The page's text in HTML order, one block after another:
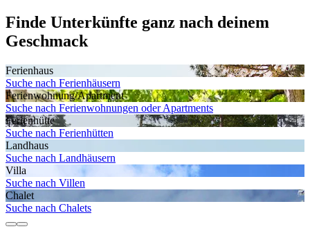
Finde Unterkünfte ganz nach deinem
Geschmack
Ferienhaus
Suche nach Ferienhäusern
Ferienwohnung/Apartment
Suche nach Ferienwohnungen oder Apartments
Ferienhütte
Suche nach Ferienhütten
Landhaus
Suche nach Landhäusern
Villa
Suche nach Villen
Chalet
Suche nach Chalets